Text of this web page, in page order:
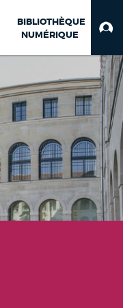
BIBLIOTHÈQUE
NUMÉRIQUE